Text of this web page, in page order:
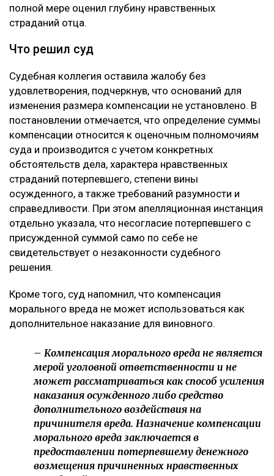
полной мере оценил глубину нравственных
страданий отца.
Что решил суд
Судебная коллегия оставила жалобу без
удовлетворения, подчеркнув, что оснований для
изменения размера компенсации не установлено. В
постановлении отмечается, что определение суммы
компенсации относится к оценочным полномочиям
суда и производится с учетом конкретных
обстоятельств дела, характера нравственных
страданий потерпевшего, степени вины
осужденного, а также требований разумности и
справедливости. При этом апелляционная инстанция
отдельно указала, что несогласие потерпевшего с
присужденной суммой само по себе не
свидетельствует о незаконности судебного
решения.
Кроме того, суд напомнил, что компенсация
морального вреда не может использоваться как
дополнительное наказание для виновного.
– Компенсация морального вреда не является
мерой уголовной ответственности и не
может рассматриваться как способ усиления
наказания осужденного либо средство
дополнительного воздействия на
причинителя вреда. Назначение компенсации
морального вреда заключается в
предоставлении потерпевшему денежного
возмещения причиненных нравственных